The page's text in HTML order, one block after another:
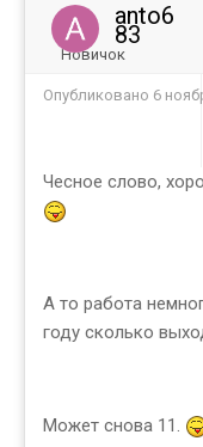
anto6
83
Новичок
Опубликовано 6
Чесное слово,
А то работа
году сколько
Может снова 11.